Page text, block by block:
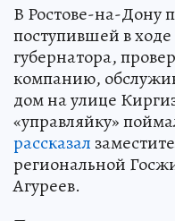
В Ростове-на-Дону
поступившей в
губернатора,
компанию,
дом на улице
«управляйку»
рассказал
региональной
Агуреев.